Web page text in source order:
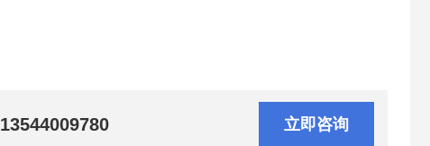
13544009780 立即咨询